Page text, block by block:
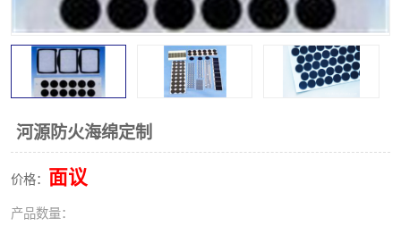
河源防火海绵定制
价格： 面议
产品数量：